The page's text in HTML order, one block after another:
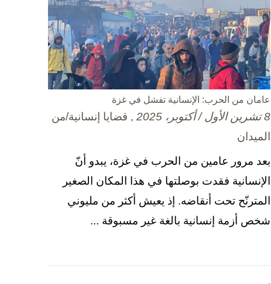
عامان من الحرب: الإنسانية تفشل في غزة
8 تشرين الأول / أكتوبر، 2025
, قضايا إنسانية/من
الميدان
بعد مرور عامين من الحرب في غزة، يبدو أنّ
الإنسانية فقدت بوصلتها في هذا المكان الصغير
المترنّح تحت أنقاضه. إذ يعيش أكثر من مليوني
شخص أزمة إنسانية بالغة غير مسبوقة ...